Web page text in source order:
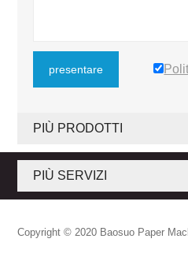
presentare
PIÙ PRODOTTI
PIÙ SERVIZI
Copyright © 2020 Baosuo Paper